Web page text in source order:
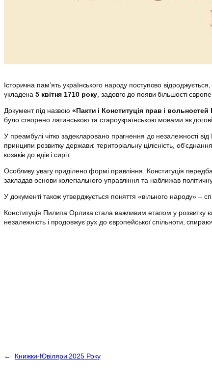
Історична пам’ять українського народу поступово
укладена5 квітня 1710 року, задовго до появи більшості
Документ під назвою «Пакти і Конституція прав і
було створено латинською та староукраїнською мовами як
У преамбулі чітко задекларовано прагнення до незалежності
принципи розвитку держави: територіальну цілісність,
козаків до вдів і сиріт.
Особливу увагу приділено формі правління. Конституція
закладав основи колегіального управління та наближав
У документі також утверджується поняття «вільного народу» –
Конституція Пилипа Орлика стала важливим етапом у розвитку
незалежність і продовжує рух до європейської спільноти,
← Книжки-Ювіляри 2025 Року